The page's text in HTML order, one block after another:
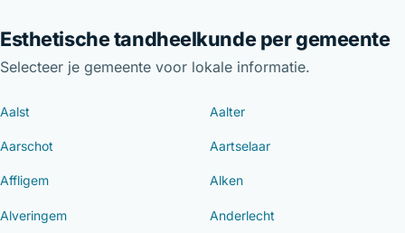
Esthetische tandheelkunde per gemeente
Selecteer je gemeente voor lokale informatie.
Aalst Aalter
Aarschot Aartselaar
Affligem Alken
Alveringem Anderlecht